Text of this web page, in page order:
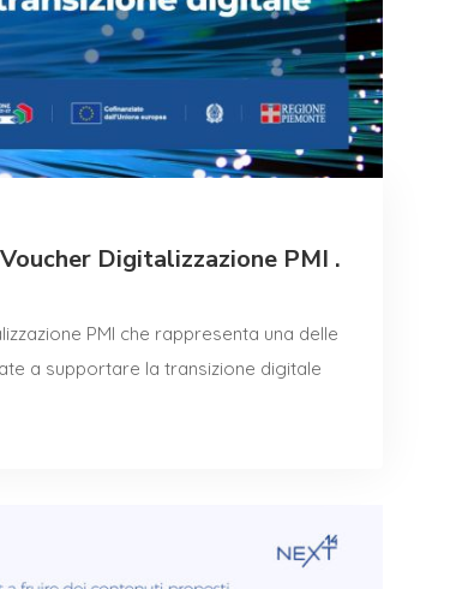
Digitalizzazione PMI .
PMI che rappresenta una delle
a supportare la transizione digitale